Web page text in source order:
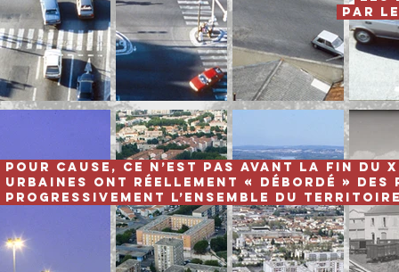
par
Pour cause, ce n’est pas avant la fin
urbaines ont réellement « débordé »
progressivement l’ensemble du